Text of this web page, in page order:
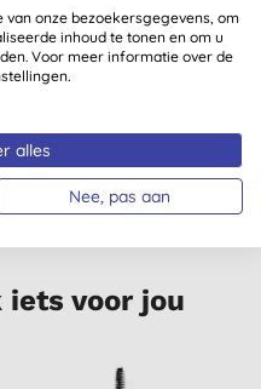
iets voor jou
onze bezoekersgegevens, om
inhoud te tonen en om u
Voor meer informatie over de
alles
Nee, pas aan